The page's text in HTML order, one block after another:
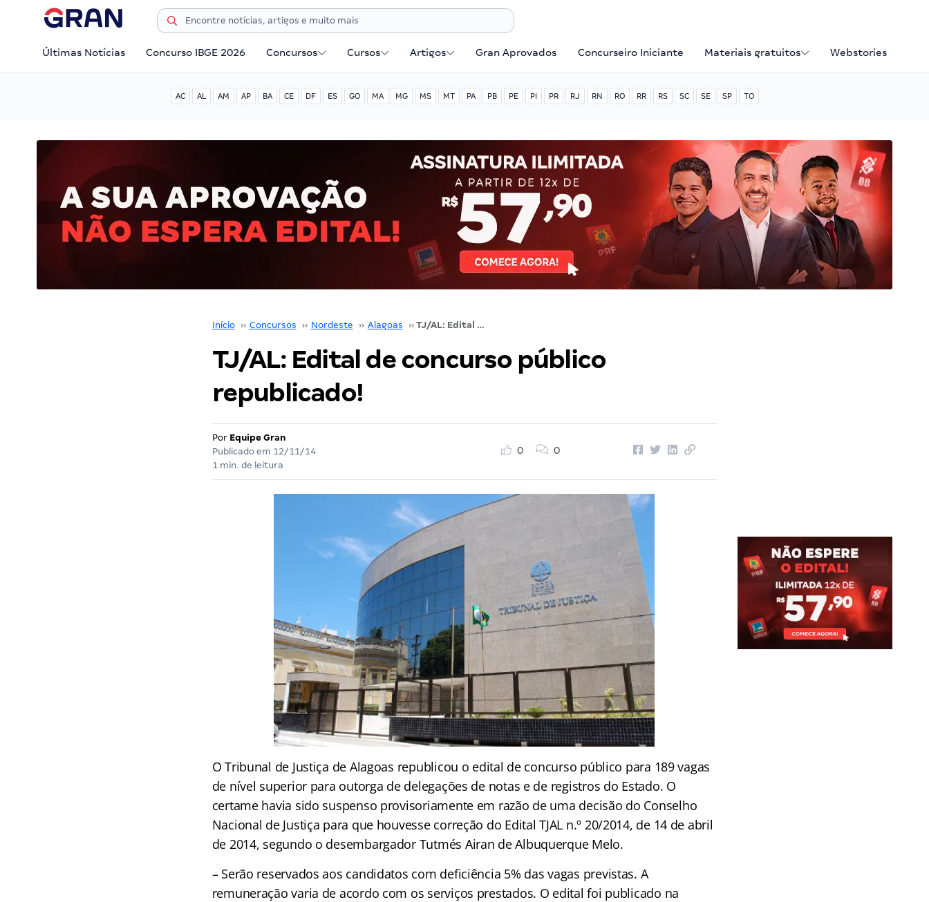
Últimas Notícias Concurso IBGE 2026 Concursos Cursos Artigos Gran Aprovados Concurseiro Iniciante Materiais gratuitos Webstories
AC AL AM AP BA CE DF ES GO MA MG MS MT PA PB PE PI PR RJ RN RO RR RS SC SE SP TO
Início ›› Concursos ›› Nordeste ›› Alagoas ›› TJ/AL: Edital de concurso público republicado!
TJ/AL: Edital de concurso público
republicado!
Por Equipe Gran
Publicado em 12/11/14
1 min. de leitura
0 0
O Tribunal de Justiça de Alagoas republicou o edital de concurso público para 189 vagas
de nível superior para outorga de delegações de notas e de registros do Estado. O
certame havia sido suspenso provisoriamente em razão de uma decisão do Conselho
Nacional de Justiça para que houvesse correção do Edital TJAL n.º 20/2014, de 14 de abril
de 2014, segundo o desembargador Tutmés Airan de Albuquerque Melo.
– Serão reservados aos candidatos com deficiência 5% das vagas previstas. A
remuneração varia de acordo com os serviços prestados. O edital foi publicado na